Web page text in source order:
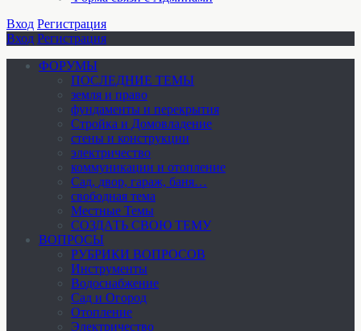
Вход Регистрация
Вход Регистрация
ФОРУМЫ
ПОСЛЕДНИЕ ТЕМЫ
земля и право
фундаменты и перекрытия
Стройка и Домовладение
стены и конструкции
электричество
коммуникации и отопление
Cад, двор, гараж, баня…
свободная тема
Местные Темы
СОЗДАТЬ СВОЮ ТЕМУ
ВОПРОСЫ
РУБРИКИ ВОПРОСОВ
Инструменты
Водоснабжение
Сад и Огород
Отопление
Электричество